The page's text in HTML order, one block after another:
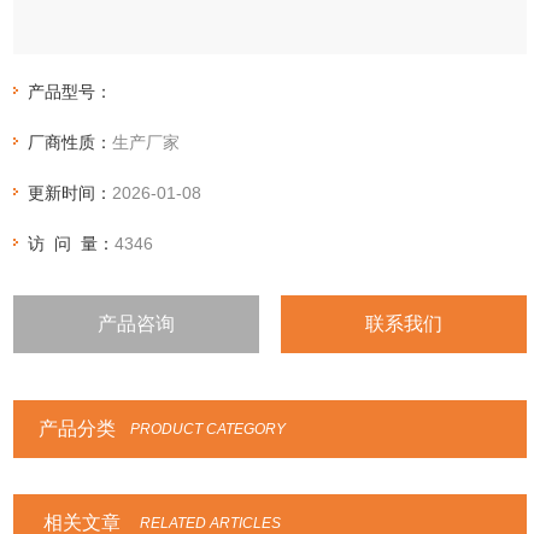
产品型号：
厂商性质：生产厂家
更新时间： 2026-01-08
访 问 量：4346
产品咨询 联系我们
产品分类 PRODUCT CATEGORY
相关文章 RELATED ARTICLES